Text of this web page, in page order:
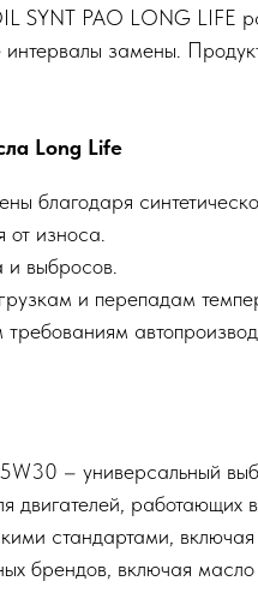
SYNT PAO LONG LIFE
интервалы замены.
Long Life
благодаря
от износа.
выбросов.
и перепадам
– универсальный
работающих
стандартами,
брендов, включая